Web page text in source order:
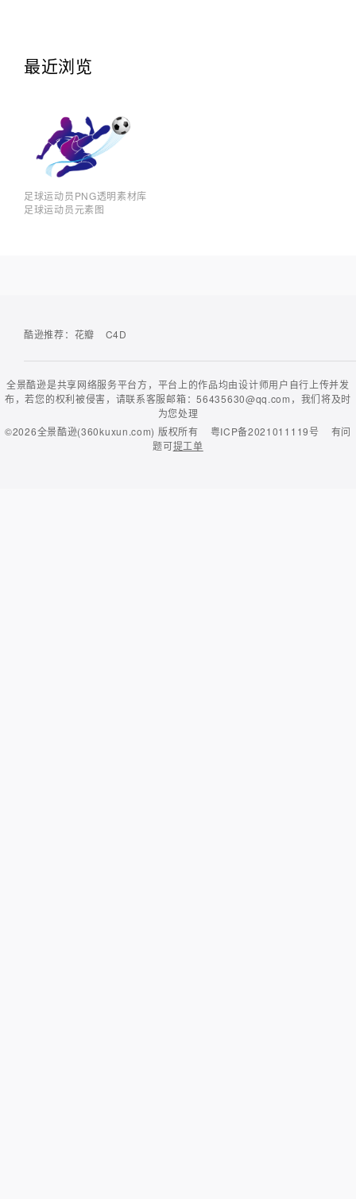
最近浏览
足球运动员PNG透明素材库
足球运动员元素图
酷逊推荐： 花瓣 C4D
全景酷逊是共享网络服务平台方，平台上的作品均由设计师用户自行上传并发
布，若您的权利被侵害，请联系客服邮箱：56435630@qq.com，我们将及时
为您处理
©2026全景酷逊(360kuxun.com) 版权所有 粤ICP备2021011119号
有问
题可提工单